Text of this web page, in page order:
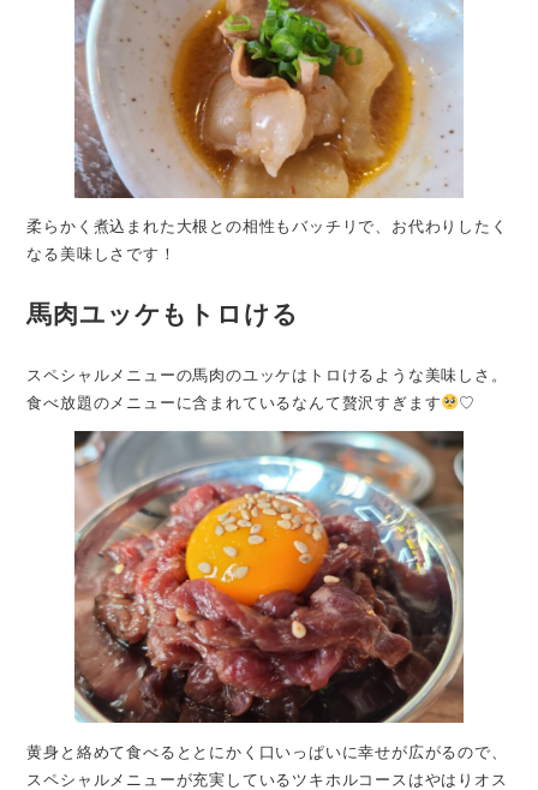
柔らかく煮込まれた大根との相性もバッチリで、お代わりしたく
なる美味しさです！
馬肉ユッケもトロける
スペシャルメニューの馬肉のユッケはトロけるような美味しさ。
食べ放題のメニューに含まれているなんて贅沢すぎます
♡
黄身と絡めて食べるととにかく口いっぱいに幸せが広がるので、
スペシャルメニューが充実しているツキホルコースはやはりオス